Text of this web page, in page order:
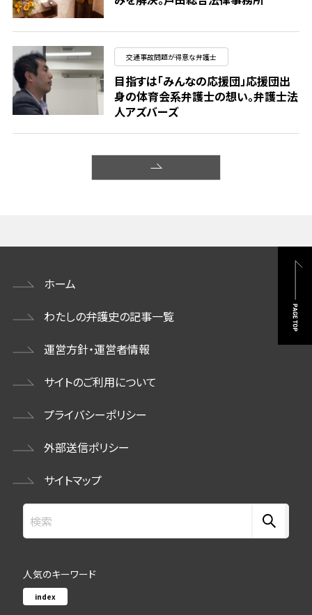
交通事故問題が得意な弁護士
目指すは「みんなの応援団」応援団出
身の体育会系弁護士の想い。弁護士法
人アズバーズ
ホーム
わたしの弁護史の記事一覧
運営方針・運営者情報
サイトのご利用について
プライバシーポリシー
外部送信ポリシー
サイトマップ
人気のキーワード
index